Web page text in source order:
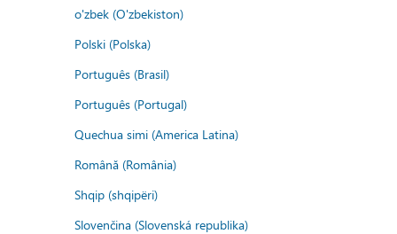
o'zbek (O'zbekiston)
Polski (Polska)
Português (Brasil)
Português (Portugal)
Quechua simi (America Latina)
Română (România)
Shqip (shqipëri)
Slovenčina (Slovenská republika)